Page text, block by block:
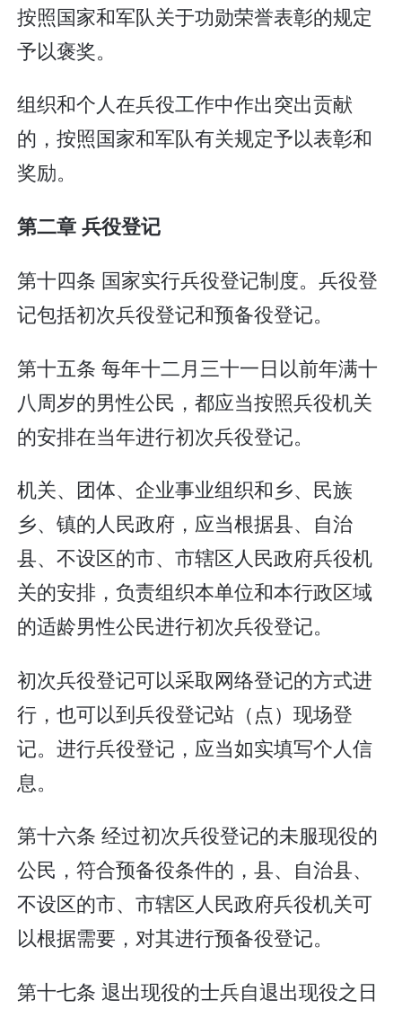
按照国家和军队关于功勋荣誉表彰的规定
予以褒奖。
组织和个人在兵役工作中作出突出贡献
的，按照国家和军队有关规定予以表彰和
奖励。
第二章 兵役登记
第十四条 国家实行兵役登记制度。兵役登
记包括初次兵役登记和预备役登记。
第十五条 每年十二月三十一日以前年满十
八周岁的男性公民，都应当按照兵役机关
的安排在当年进行初次兵役登记。
机关、团体、企业事业组织和乡、民族
乡、镇的人民政府，应当根据县、自治
县、不设区的市、市辖区人民政府兵役机
关的安排，负责组织本单位和本行政区域
的适龄男性公民进行初次兵役登记。
初次兵役登记可以采取网络登记的方式进
行，也可以到兵役登记站（点）现场登
记。进行兵役登记，应当如实填写个人信
息。
第十六条 经过初次兵役登记的未服现役的
公民，符合预备役条件的，县、自治县、
不设区的市、市辖区人民政府兵役机关可
以根据需要，对其进行预备役登记。
第十七条 退出现役的士兵自退出现役之日